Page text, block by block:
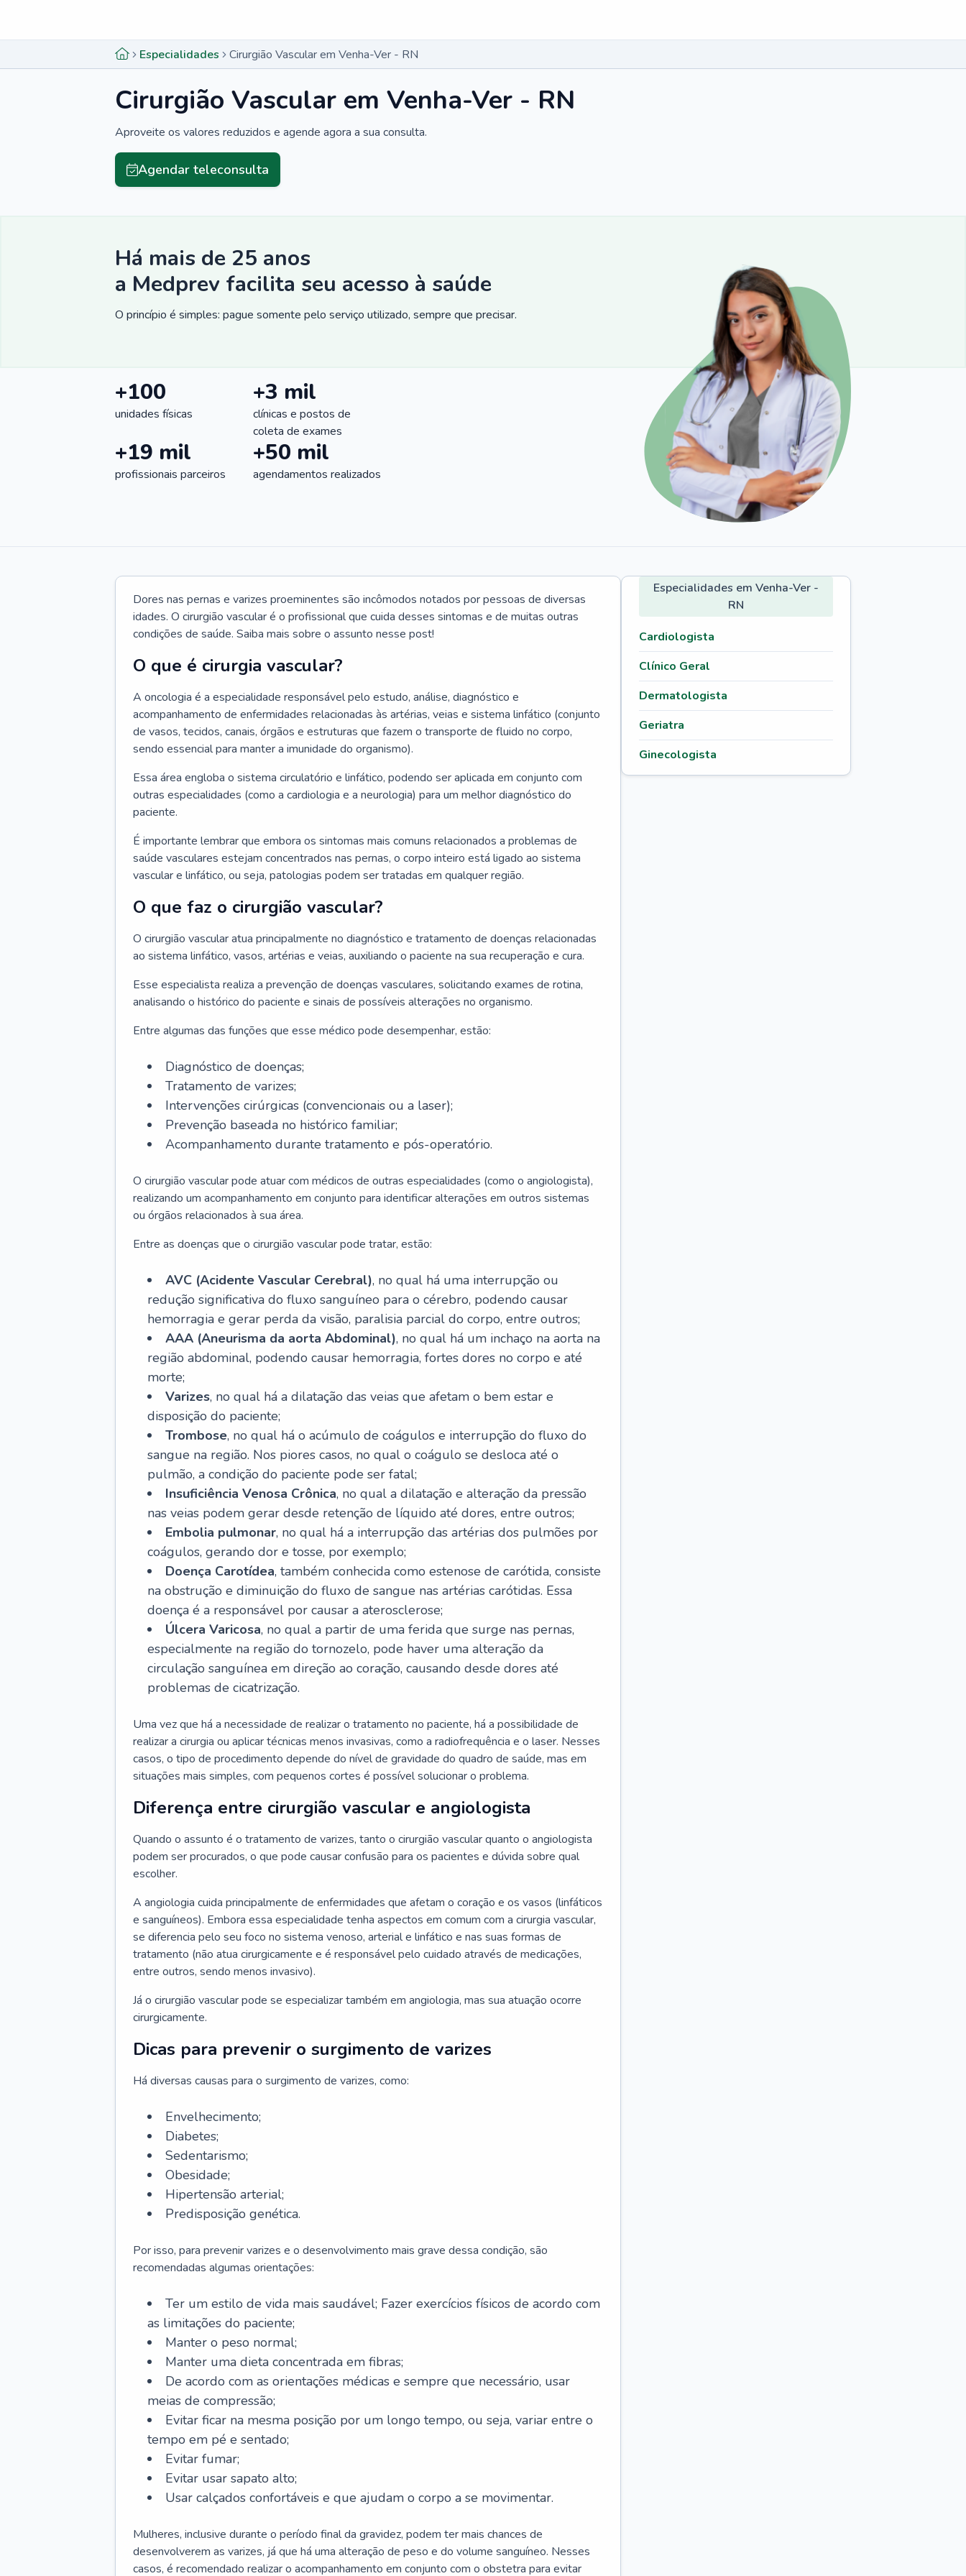
Especialidades Cirurgião Vascular em Venha-Ver - RN
Cirurgião Vascular em Venha-Ver - RN
Aproveite os valores reduzidos e agende agora a sua consulta.
Agendar teleconsulta
Há mais de 25 anos
a Medprev facilita seu acesso à saúde
O princípio é simples: pague somente pelo serviço utilizado, sempre que precisar.
+100
unidades físicas
+3 mil
clínicas e postos de
coleta de exames
+19 mil
profissionais parceiros
+50 mil
agendamentos realizados
Dores nas pernas e varizes proeminentes são incômodos notados por pessoas de diversas
idades. O cirurgião vascular é o profissional que cuida desses sintomas e de muitas outras
condições de saúde. Saiba mais sobre o assunto nesse post!
O que é cirurgia vascular?
A oncologia é a especialidade responsável pelo estudo, análise, diagnóstico e
acompanhamento de enfermidades relacionadas às artérias, veias e sistema linfático (conjunto
de vasos, tecidos, canais, órgãos e estruturas que fazem o transporte de fluido no corpo,
sendo essencial para manter a imunidade do organismo).
Essa área engloba o sistema circulatório e linfático, podendo ser aplicada em conjunto com
outras especialidades (como a cardiologia e a neurologia) para um melhor diagnóstico do
paciente.
É importante lembrar que embora os sintomas mais comuns relacionados a problemas de
saúde vasculares estejam concentrados nas pernas, o corpo inteiro está ligado ao sistema
vascular e linfático, ou seja, patologias podem ser tratadas em qualquer região.
O que faz o cirurgião vascular?
O cirurgião vascular atua principalmente no diagnóstico e tratamento de doenças relacionadas
ao sistema linfático, vasos, artérias e veias, auxiliando o paciente na sua recuperação e cura.
Esse especialista realiza a prevenção de doenças vasculares, solicitando exames de rotina,
analisando o histórico do paciente e sinais de possíveis alterações no organismo.
Entre algumas das funções que esse médico pode desempenhar, estão:
Diagnóstico de doenças;
Tratamento de varizes;
Intervenções cirúrgicas (convencionais ou a laser);
Prevenção baseada no histórico familiar;
Acompanhamento durante tratamento e pós-operatório.
O cirurgião vascular pode atuar com médicos de outras especialidades (como o angiologista),
realizando um acompanhamento em conjunto para identificar alterações em outros sistemas
ou órgãos relacionados à sua área.
Entre as doenças que o cirurgião vascular pode tratar, estão:
AVC (Acidente Vascular Cerebral), no qual há uma interrupção ou
redução significativa do fluxo sanguíneo para o cérebro, podendo causar
hemorragia e gerar perda da visão, paralisia parcial do corpo, entre outros;
AAA (Aneurisma da aorta Abdominal), no qual há um inchaço na aorta na
região abdominal, podendo causar hemorragia, fortes dores no corpo e até
morte;
Varizes, no qual há a dilatação das veias que afetam o bem estar e
disposição do paciente;
Trombose, no qual há o acúmulo de coágulos e interrupção do fluxo do
sangue na região. Nos piores casos, no qual o coágulo se desloca até o
pulmão, a condição do paciente pode ser fatal;
Insuficiência Venosa Crônica, no qual a dilatação e alteração da pressão
nas veias podem gerar desde retenção de líquido até dores, entre outros;
Embolia pulmonar, no qual há a interrupção das artérias dos pulmões por
coágulos, gerando dor e tosse, por exemplo;
Doença Carotídea, também conhecida como estenose de carótida, consiste
na obstrução e diminuição do fluxo de sangue nas artérias carótidas. Essa
doença é a responsável por causar a aterosclerose;
Úlcera Varicosa, no qual a partir de uma ferida que surge nas pernas,
especialmente na região do tornozelo, pode haver uma alteração da
circulação sanguínea em direção ao coração, causando desde dores até
problemas de cicatrização.
Uma vez que há a necessidade de realizar o tratamento no paciente, há a possibilidade de
realizar a cirurgia ou aplicar técnicas menos invasivas, como a radiofrequência e o laser. Nesses
casos, o tipo de procedimento depende do nível de gravidade do quadro de saúde, mas em
situações mais simples, com pequenos cortes é possível solucionar o problema.
Diferença entre cirurgião vascular e angiologista
Quando o assunto é o tratamento de varizes, tanto o cirurgião vascular quanto o angiologista
podem ser procurados, o que pode causar confusão para os pacientes e dúvida sobre qual
escolher.
A angiologia cuida principalmente de enfermidades que afetam o coração e os vasos (linfáticos
e sanguíneos). Embora essa especialidade tenha aspectos em comum com a cirurgia vascular,
se diferencia pelo seu foco no sistema venoso, arterial e linfático e nas suas formas de
tratamento (não atua cirurgicamente e é responsável pelo cuidado através de medicações,
entre outros, sendo menos invasivo).
Já o cirurgião vascular pode se especializar também em angiologia, mas sua atuação ocorre
cirurgicamente.
Dicas para prevenir o surgimento de varizes
Há diversas causas para o surgimento de varizes, como:
Envelhecimento;
Diabetes;
Sedentarismo;
Obesidade;
Hipertensão arterial;
Predisposição genética.
Por isso, para prevenir varizes e o desenvolvimento mais grave dessa condição, são
recomendadas algumas orientações:
Ter um estilo de vida mais saudável; Fazer exercícios físicos de acordo com
as limitações do paciente;
Manter o peso normal;
Manter uma dieta concentrada em fibras;
De acordo com as orientações médicas e sempre que necessário, usar
meias de compressão;
Evitar ficar na mesma posição por um longo tempo, ou seja, variar entre o
tempo em pé e sentado;
Evitar fumar;
Evitar usar sapato alto;
Usar calçados confortáveis e que ajudam o corpo a se movimentar.
Mulheres, inclusive durante o período final da gravidez, podem ter mais chances de
desenvolverem as varizes, já que há uma alteração de peso e do volume sanguíneo. Nesses
casos, é recomendado realizar o acompanhamento em conjunto com o obstetra para evitar
Especialidades em Venha-Ver -
RN
Cardiologista
Clínico Geral
Dermatologista
Geriatra
Ginecologista